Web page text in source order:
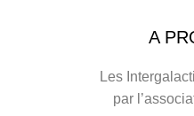
A
Les
par